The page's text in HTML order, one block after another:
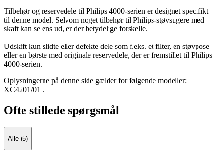
Tilbehør og reservedele til Philips 4000-serien er designet specifikt
til denne model. Selvom noget tilbehør til Philips-støvsugere med
skaft kan se ens ud, er der betydelige forskelle.
Udskift kun slidte eller defekte dele som f.eks. et filter, en støvpose
eller en børste med originale reservedele, der er fremstillet til Philips
4000-serien.
Oplysningerne på denne side gælder for følgende modeller:
XC4201/01 .
Ofte stillede spørgsmål
Alle (5)